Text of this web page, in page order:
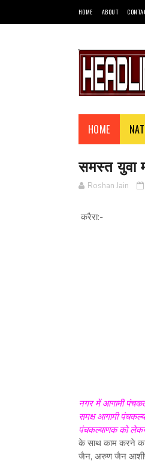
HOME ABOUT
HOME
समस्त युवा
Roshan Jain
करैरा:-
नगर में आगामी
समक्ष आगामी
पंचकल्याणक को लेकर
के साथ काम करने
जैन, अरुण जैन